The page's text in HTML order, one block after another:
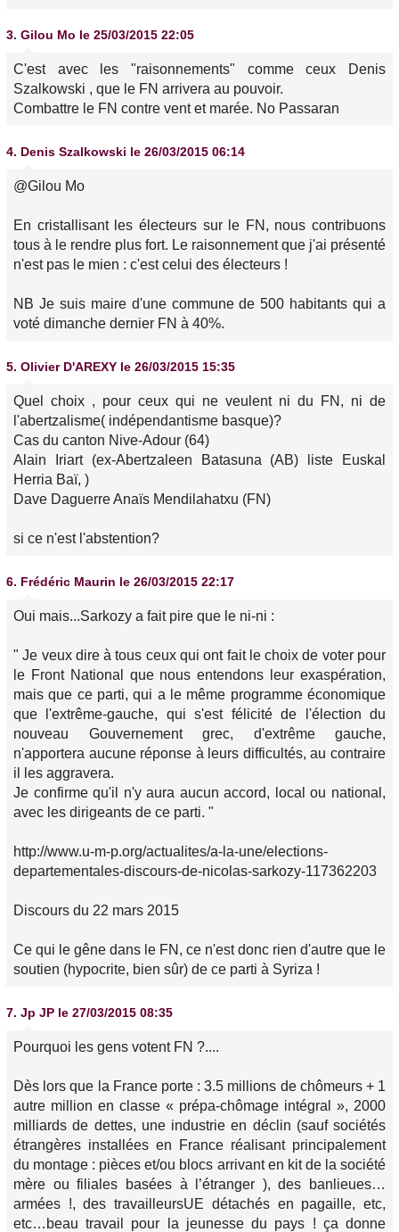
3. Gilou Mo le 25/03/2015 22:05
C'est avec les "raisonnements" comme ceux Denis
Szalkowski , que le FN arrivera au pouvoir.
Combattre le FN contre vent et marée. No Passaran
4. Denis Szalkowski le 26/03/2015 06:14
@Gilou Mo
En cristallisant les électeurs sur le FN, nous contribuons
tous à le rendre plus fort. Le raisonnement que j'ai présenté
n'est pas le mien : c'est celui des électeurs !
NB Je suis maire d'une commune de 500 habitants qui a
voté dimanche dernier FN à 40%.
5. Olivier D'AREXY le 26/03/2015 15:35
Quel choix , pour ceux qui ne veulent ni du FN, ni de
l'abertzalisme( indépendantisme basque)?
Cas du canton Nive-Adour (64)
Alain Iriart (ex-Abertzaleen Batasuna (AB) liste Euskal
Herria Baï, )
Dave Daguerre Anaïs Mendilahatxu (FN)
si ce n'est l'abstention?
6. Frédéric Maurin le 26/03/2015 22:17
Oui mais...Sarkozy a fait pire que le ni-ni :
" Je veux dire à tous ceux qui ont fait le choix de voter pour
le Front National que nous entendons leur exaspération,
mais que ce parti, qui a le même programme économique
que l'extrême-gauche, qui s'est félicité de l'élection du
nouveau Gouvernement grec, d'extrême gauche,
n'apportera aucune réponse à leurs difficultés, au contraire
il les aggravera.
Je confirme qu'il n'y aura aucun accord, local ou national,
avec les dirigeants de ce parti. "
http://www.u-m-p.org/actualites/a-la-une/elections-
departementales-discours-de-nicolas-sarkozy-117362203
Discours du 22 mars 2015
Ce qui le gêne dans le FN, ce n'est donc rien d'autre que le
soutien (hypocrite, bien sûr) de ce parti à Syriza !
7. Jp JP le 27/03/2015 08:35
Pourquoi les gens votent FN ?....
Dès lors que la France porte : 3.5 millions de chômeurs + 1
autre million en classe « prépa-chômage intégral », 2000
milliards de dettes, une industrie en déclin (sauf sociétés
étrangères installées en France réalisant principalement
du montage : pièces et/ou blocs arrivant en kit de la société
mère ou filiales basées à l’étranger ), des banlieues…
armées !, des travailleursUE détachés en pagaille, etc,
etc…beau travail pour la jeunesse du pays ! ça donne